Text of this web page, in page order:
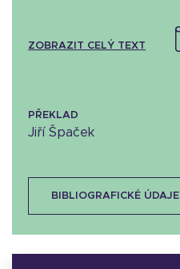
ZOBRAZIT CELÝ TEXT
PŘEKLAD
Jiří Špaček
BIBLIOGRAFICKÉ ÚDAJE